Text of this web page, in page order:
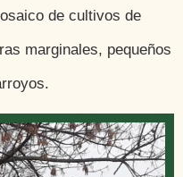
de cultivos de
marginales, pequeños